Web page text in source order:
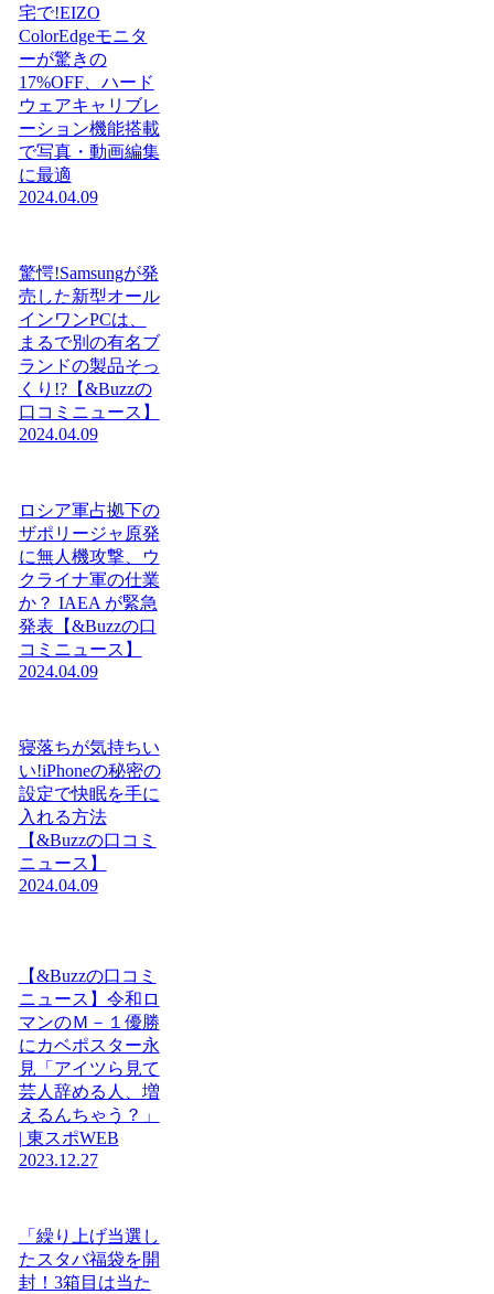
宅で!EIZO
ColorEdgeモニタ
ーが驚きの
17%OFF、ハード
ウェアキャリブレ
ーション機能搭載
で写真・動画編集
に最適
2024.04.09
驚愕!Samsungが発
売した新型オール
インワンPCは、
まるで別の有名ブ
ランドの製品そっ
くり!?【&Buzzの
口コミニュース】
2024.04.09
ロシア軍占拠下の
ザポリージャ原発
に無人機攻撃、ウ
クライナ軍の仕業
か？ IAEA が緊急
発表【&Buzzの口
コミニュース】
2024.04.09
寝落ちが気持ちい
い!iPhoneの秘密の
設定で快眠を手に
入れる方法
【&Buzzの口コミ
ニュース】
2024.04.09
【&Buzzの口コミ
ニュース】令和ロ
マンのＭ－１優勝
にカベポスター永
見「アイツら見て
芸人辞める人、増
えるんちゃう？」
| 東スポWEB
2023.12.27
「繰り上げ当選し
たスタバ福袋を開
封！3箱目は当た